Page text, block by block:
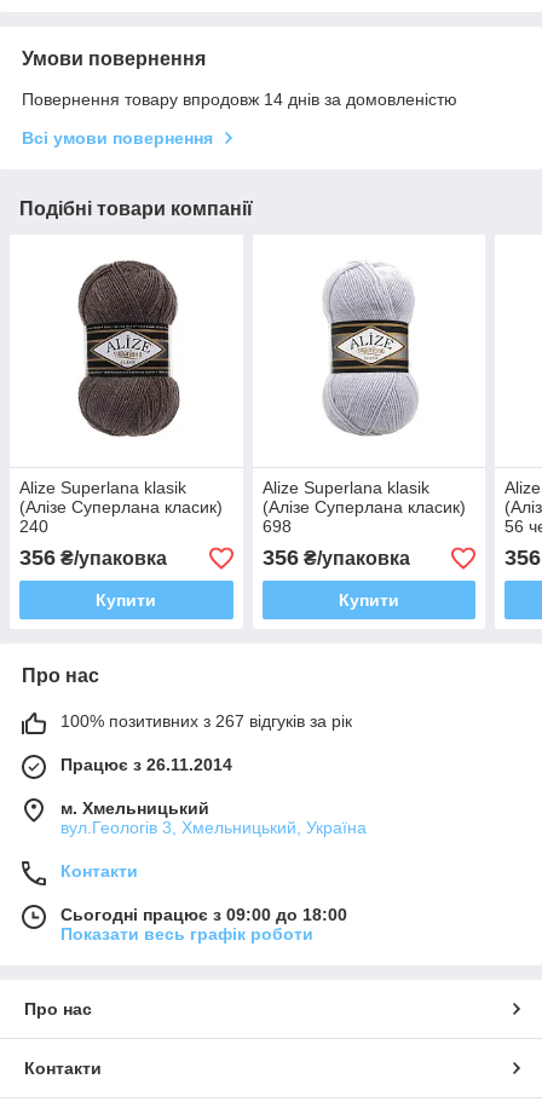
Умови повернення
Повернення товару впродовж 14 днів за домовленістю
Всі умови повернення
Подібні товари компанії
Alize Superlana klasik
(Алізе Суперлана класик)
240
356 ₴/упаковка
Купити
Alize Superlana klasik
(Алізе Суперлана класик)
698
356₴/упаковка
Купити
56
356
Про нас
100% позитивних з 267 відгуків за рік
Працює з 26.11.2014
м. Хмельницький
вул.Геологів 3, Хмельницький, Україна
Контакти
Сьогодні працює з 09:00 до 18:00
Показати весь графік роботи
Про нас
Контакти